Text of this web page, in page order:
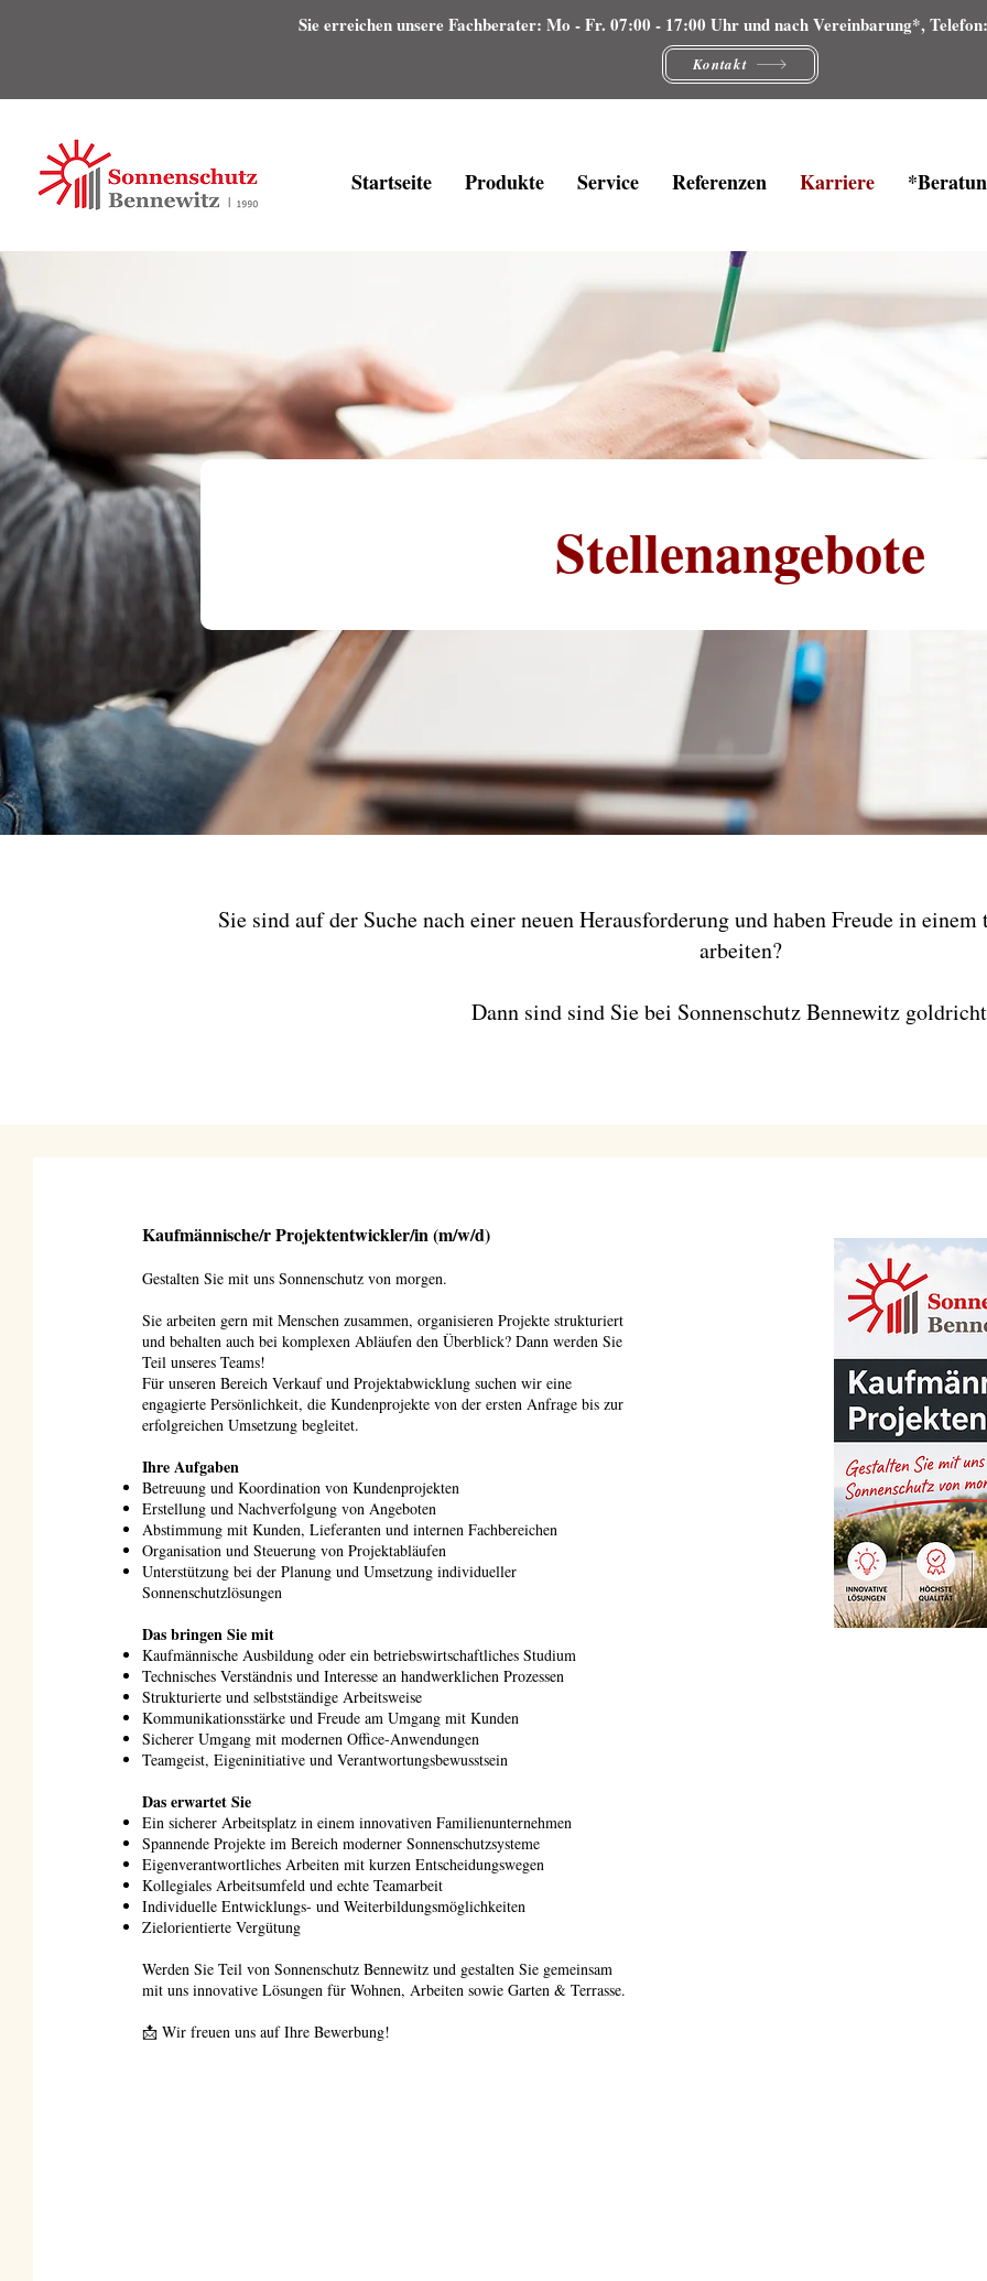
Sie erreichen unsere Fachberater: Mo - Fr. 07:00 - 17:00 Uhr und nach Vereinbarung*,
Kontakt
Startseite Produkte Service Referenzen Karriere
Stellenangebote
Sie sind auf der Suche nach einer neuen Herausforderung und haben Freude in
arbeiten?
Dann sind sind Sie bei Sonnenschutz Bennewitz
Kaufmännische/r Projektentwickler/in (m/w/d)
Gestalten Sie mit uns Sonnenschutz von morgen.
Sie arbeiten gern mit Menschen zusammen, organisieren Projekte strukturiert
und behalten auch bei komplexen Abläufen den Überblick? Dann werden Sie
Teil unseres Teams!
Für unseren Bereich Verkauf und Projektabwicklung suchen wir eine
engagierte Persönlichkeit, die Kundenprojekte von der ersten Anfrage bis zur
erfolgreichen Umsetzung begleitet.
Ihre Aufgaben
Betreuung und Koordination von Kundenprojekten
Erstellung und Nachverfolgung von Angeboten
Abstimmung mit Kunden, Lieferanten und internen Fachbereichen
Organisation und Steuerung von Projektabläufen
Unterstützung bei der Planung und Umsetzung individueller
Sonnenschutzlösungen
Das bringen Sie mit
Kaufmännische Ausbildung oder ein betriebswirtschaftliches Studium
Technisches Verständnis und Interesse an handwerklichen Prozessen
Strukturierte und selbstständige Arbeitsweise
Kommunikationsstärke und Freude am Umgang mit Kunden
Sicherer Umgang mit modernen Office-Anwendungen
Teamgeist, Eigeninitiative und Verantwortungsbewusstsein
Das erwartet Sie
Ein sicherer Arbeitsplatz in einem innovativen Familienunternehmen
Spannende Projekte im Bereich moderner Sonnenschutzsysteme
Eigenverantwortliches Arbeiten mit kurzen Entscheidungswegen
Kollegiales Arbeitsumfeld und echte Teamarbeit
Individuelle Entwicklungs- und Weiterbildungsmöglichkeiten
Zielorientierte Vergütung
Werden Sie Teil von Sonnenschutz Bennewitz und gestalten Sie gemeinsam
mit uns innovative Lösungen für Wohnen, Arbeiten sowie Garten & Terrasse.
📩 Wir freuen uns auf Ihre Bewerbung!